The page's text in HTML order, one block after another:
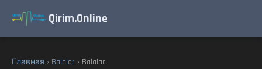
Qirim.Online
Главная › Balalar › Balalar